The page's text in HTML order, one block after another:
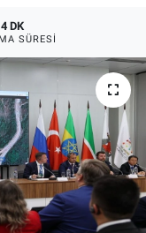
4 DK
SÜRESI